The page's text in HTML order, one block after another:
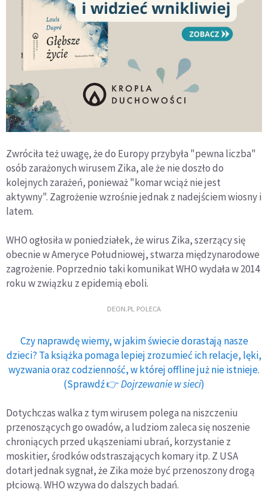
Zwróciła też uwagę, że do Europy przybyła "pewna liczba"
osób zarażonych wirusem Zika, ale że nie doszło do
kolejnych zarażeń, ponieważ "komar wciąż nie jest
aktywny". Zagrożenie wzrośnie jednak z nadejściem wiosny i
latem.
WHO ogłosiła w poniedziałek, że wirus Zika, szerzący się
obecnie w Ameryce Południowej, stwarza międzynarodowe
zagrożenie. Poprzednio taki komunikat WHO wydała w 2014
roku w związku z epidemią eboli.
DEON.PL POLECA
Czy naprawdę wiemy, w jakim świecie dorastają nasze
dzieci? Ta książka pomaga lepiej zrozumieć ich relacje, lęki,
wyzwania oraz codzienność, w której offline już nie istnieje.
(Sprawdź 👉Dojrzewanie w sieci)
Dotychczas walka z tym wirusem polega na niszczeniu
przenoszących go owadów, a ludziom zaleca się noszenie
chroniących przed ukąszeniami ubrań, korzystanie z
moskitier, środków odstraszających komary itp. Z USA
dotarł jednak sygnał, że Zika może być przenoszony drogą
płciową. WHO wzywa do dalszych badań.